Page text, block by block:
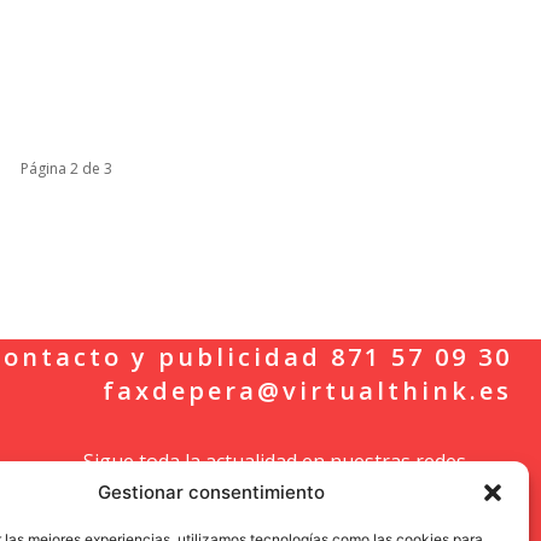
Gestionar consentimiento
Página 2 de 3
y publicidad 871 57 09 30
faxdepera@virtualthink.es
Sigue toda la actualidad en nuestras redes
sociales.